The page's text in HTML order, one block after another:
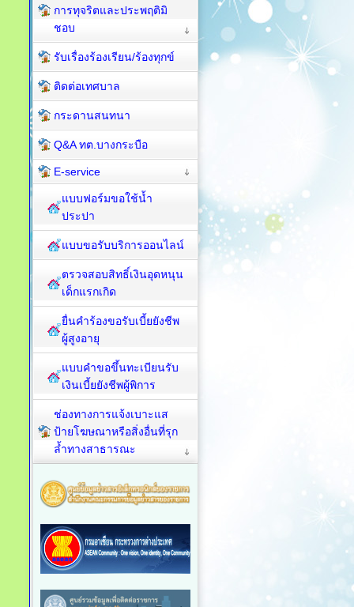
การทุจริตและประพฤติมิ
ชอบ
รับเรื่องร้องเรียน/ร้องทุกข์
ติดต่อเทศบาล
กระดานสนทนา
Q&A ทต.บางกระบือ
E-service
แบบฟอร์มขอใช้น้ำ
ประปา
แบบขอรับบริการออนไลน์
ตรวจสอบสิทธิ์เงินอุดหนุน
เด็กแรกเกิด
ยื่นคำร้องขอรับเบี้ยยังชีพ
ผู้สูงอายุ
แบบคำขอขึ้นทะเบียนรับ
เงินเบี้ยยังชีพผู้พิการ
ช่องทางการแจ้งเบาะแส
ป้ายโฆษณาหรือสิ่งอื่นที่รุก
ล้ำทางสาธารณะ